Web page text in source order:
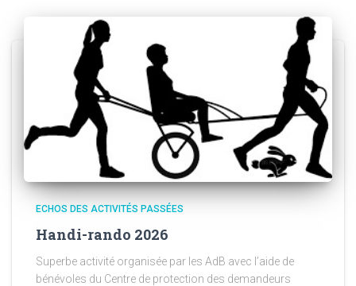
ECHOS DES ACTIVITÉS PASSÉES
Handi-rando 2026
Superbe activité organisée par les AdB avec l’aide de
bénévoles du Centre de protection des demandeurs